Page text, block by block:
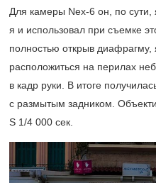
Для камеры Nex-6 он, по сути,
я и использовал при съемке
полностью открыв
расположиться на перилах
в кадр руки. В итоге
с размытым задником.
S 1/4 000 сек.